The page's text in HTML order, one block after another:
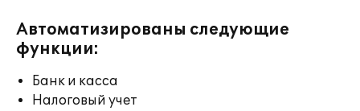
Автоматизированы следующие
функции:
Банк и касса
Налоговый учет